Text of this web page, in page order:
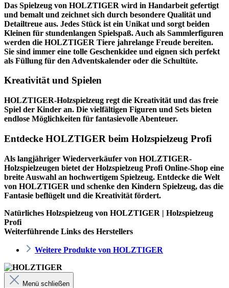
Das Spielzeug von HOLZTIGER wird in Handarbeit gefertigt
und bemalt und zeichnet sich durch besondere Qualität und
Detailtreue aus. Jedes Stück ist ein Unikat und sorgt beiden
Kleinen für stundenlangen Spielspaß. Auch als Sammlerfiguren
werden die HOLZTIGER Tiere jahrelange Freude bereiten.
Sie sind immer eine tolle Geschenkidee und eignen sich perfekt
als Füllung für den Adventskalender oder die Schultüte.
Kreativität und Spielen
HOLZTIGER-Holzspielzeug regt die Kreativität und das freie
Spiel der Kinder an. Die vielfältigen Figuren und Sets bieten
endlose Möglichkeiten für fantasievolle Abenteuer.
Entdecke HOLZTIGER beim Holzspielzeug Profi
Als langjähriger Wiederverkäufer von HOLZTIGER-
Holzspielzeugen bietet der Holzspielzeug Profi Online-Shop eine
breite Auswahl an hochwertigem Spielzeug. Entdecke die Welt
von HOLZTIGER und schenke den Kindern Spielzeug, das die
Fantasie beflügelt und die Kreativität fördert.
Natürliches Holzspielzeug von HOLZTIGER | Holzspielzeug
Profi
Weiterführende Links des Herstellers
Weitere Produkte von HOLZTIGER
Menü schließen